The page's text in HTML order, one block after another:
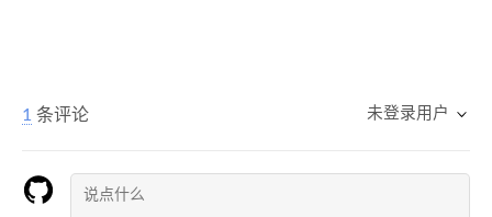
1 条评论 未登录用户